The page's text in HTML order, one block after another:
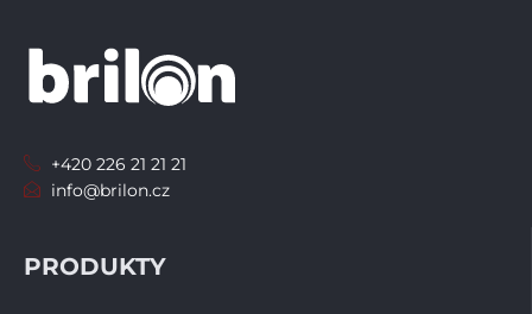
PRODUKTY
+420 226 21 21 21
info@brilon.cz